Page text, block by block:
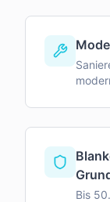
Bis